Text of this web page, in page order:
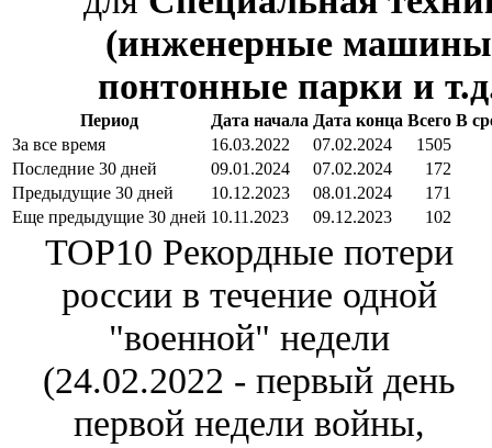
(инженерные
понтонные парки и
Период Дата начала Дата конца Всего В
За все время
16.03.2022 07.02.2024
1505
Последние 30 дней
09.01.2024 07.02.2024
172
Предыдущие 30 дней
10.12.2023 08.01.2024
171
Еще предыдущие 30 дней 10.11.2023 09.12.2023 102
TOP10 Рекордные потери
россии в течение одной
"военной" недели
(24.02.2022 - первый день
первой недели войны,